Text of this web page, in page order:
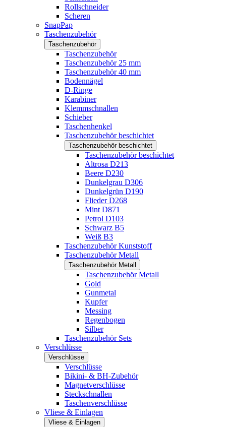
Rollschneider
Scheren
SnapPap
Taschenzubehör
Taschenzubehör
Taschenzubehör
Taschenzubehör 25 mm
Taschenzubehör 40 mm
Bodennägel
D-Ringe
Karabiner
Klemmschnallen
Schieber
Taschenhenkel
Taschenzubehör beschichtet
Taschenzubehör beschichtet
Taschenzubehör beschichtet
Altrosa D213
Beere D230
Dunkelgrau D306
Dunkelgrün D190
Flieder D268
Mint D871
Petrol D103
Schwarz B5
Weiß B3
Taschenzubehör Kunststoff
Taschenzubehör Metall
Taschenzubehör Metall
Taschenzubehör Metall
Gold
Gunmetal
Kupfer
Messing
Regenbogen
Silber
Taschenzubehör Sets
Verschlüsse
Verschlüsse
Verschlüsse
Bikini- & BH-Zubehör
Magnetverschlüsse
Steckschnallen
Taschenverschlüsse
Vliese & Einlagen
Vliese & Einlagen